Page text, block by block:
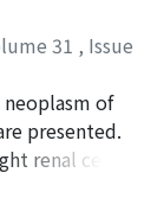
nephrectomy,
1983.
stones were
calcium
In addition
31 , Issue
文;佐久間, 芳文
, 正之;佐藤, 俊
; ADACHI,
of
presented.
renal cell
cancer